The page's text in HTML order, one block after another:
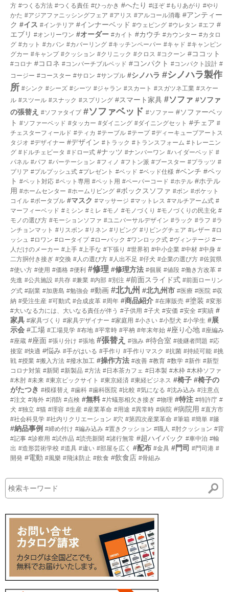
方 #つくる方法 #つくる責任 #ひっかき #へたり #ほぞ #もりあがり #やり
かた #アジアファニッシングフェア #アリス #アルコール消毒 #アンティー
ク #イス #インテリア #インナーベッド #ウェピング #ウレタン #エフ #
エブリ #オンリーワン #オーダー #カイト #カウチ #カウンター #カタロ
グ #カット #カバン #カバーリング #キッチンペーパー #キャド #キャンピン
グカー #キャンプ #クッション #クリニック #クロス #コクーン #ココット
#コロナ #コロネ #コンバーチブルベッド #コンパクト #コンパクト設計 #
コージー #コースター #サロン #サンプル #シノハラ #シノハラ製作
所 #シンク #シーズ #シーツ #ジャラン #スカート #スガツネ工業 #スケー
ル #スツール #スナック #スプリング #スマート家具 #ソファ #ソファ
の張替え #ソファタイプ #ソファベッド #ソファー #ソファーベッ
ト #ソファーベッド #タッカー #ダイニング #ダイニングセット #チェア #
チェスターフィールド #ティカ #テーブル #テープ #ディーキューブアートス
タジオ #デザイナー #デザイン #トラック #トランスフォーム #トレーニン
グ #ドルチェビータ #ドロー式 #ナッツ #ナンバーワン #ハイダーベッド #
パネル #パフ #パーテーション #フィノ #フトン派 #ブースター #プラッツ #
プリア #プルプッシュ式 #プレゼント #ベッド #ベッド仕様 #ベンチ #ペッ
ト #ペット対応 #ペット専用 #ペット用 #ペーパーコード #ホテル #ホテル
用 #ホームセンター #ホームリビング #ボックスソファ #ボン #ポケット
コイル #ポータブル #マスク #マッサージ #マットレス #マルチアーム式 #
マーフィーベッド #ミシン #ミレ #モノ #モノづくり #モノづくりの民主化 #
モノの選び方 #モーションソファ #ユニバーサルデザイン #ラック #ラフ #ラ
ンチョンマット #リスボン #リネン #リビング #リビングチェア #レザー #ロ
ッシュ #ロワン #ロータイプ #ローバック #ワンロック式 #ヴィンテージ #一
人だけのメーカー #上手 #上手な #下張り #世界初 #中小企業 #中材 #中身 #
二方胴付き接ぎ #交換 #人の選び方 #人出不足 #仔犬 #企業の選び方 #佐賀県
#使い方 #使用 #価格 #便利 #修理 #修理方法 #個展 #値段 #働き方改革 #
先進 #公共施設 #共存 #兼業 #内部 #別注 #前面スライド式 #前面ローリン
グ式 #副業 #加唐島 #勉強会 #動画 #北九州 #北九州市 #医療 #医院 #収
納 #受注生産 #可動式 #合成皮革 #周年 #商品紹介 #在庫販売 #塗装 #変形
#大いなる力には、大いなる責任が伴う #子供用 #子犬 #安価 #安全 #実績 #
家具 #家具づくり #家具デザイナー #家庭用 #小さい #小型犬 #小学生 #展
示会 #工場 #工場見学 #布地 #平常時 #平枘 #年末年始 #座り心地 #座編み
#座蔵 #座面 #張り分け #張地 #張替え #強み #待合室 #後継者問題 #応
接室 #快適 #悩み #手がはいる #手作り #手作りマスク #抗菌 #持続可能 #挑
戦 #授業 #搬入方法 #撥水加工 #操作方法 #改善 #教育 #数学 #新作 #新型
コロナ対策 #新聞 #新製品 #方法 #日本茶カフェ #日本製 #木枠 #木枠ソファ
#木肘 #未来 #東京ビックサイト #東京経済 #東経ビジネス #椅子 #椅子の
がたつき #模様替え #歯科 #歯科医院 #比較 #気になる #沈み込み #注意点
#注文 #海外 #消防 #点検 #無料 #片蟻形相欠き接ぎ #物理 #特注 #特許庁 #
犬 #独立 #猫 #理容 #生産 #産業革命 #用途 #異常時 #病院 #病院用 #直方市
#社会科見学 #社内リクリエーション #穴 #第四次産業革命 #筆箱 #簡単 #籐
#納品事例 #締め付け #編み込み #置きクッション #職人 #肘クッション #背
#記事 #診察用 #試作品 #読売新聞 #諸行無常 #超ハイバック #車中泊 #輸
出 #造形芸術学校 #道具 #違い #部屋を広く #配布 #金具 #門司 #門司港 #
開発 #電動 #風樂 #飛沫防止 #飲食 #飲食店 #骨組み